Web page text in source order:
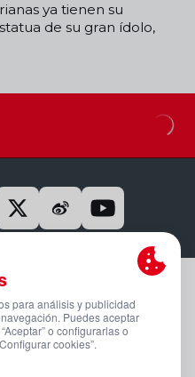
ya tienen su
de su gran ídolo,
De Uso
De Datos Personales